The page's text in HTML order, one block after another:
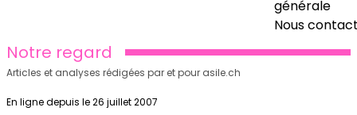
générale
Nous
Notre regard
Articles et analyses rédigées par et pour asile.ch
En ligne depuis le 26 juillet 2007